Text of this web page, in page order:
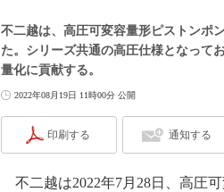
不二越は、高圧可変容量形ピストンポ
た。シリーズ共通の高圧仕様となって
量化に貢献する。
2022年08月19日 11時00分 公開
印刷する 通知する
不二越は2022年7月28日、高圧